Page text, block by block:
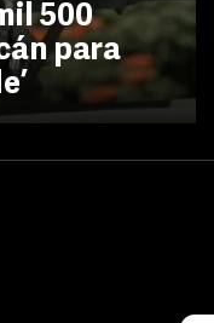
500
para